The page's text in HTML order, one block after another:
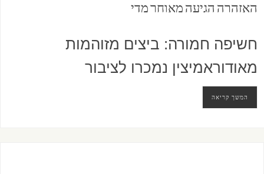
האזהרה הגיעה מאוחר מדי
חשיפה חמורה: ביצים מזוהמות
מאודוראמיצין נמכרו לציבור
המשך קריאה